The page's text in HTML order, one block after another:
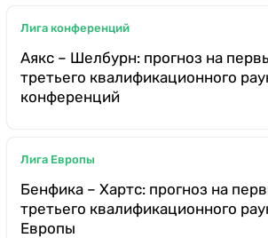
Лига конференций
Аякс – Шелбурн: прогноз на
третьего квалификационного
конференций
Лига Европы
Бенфика – Хартс: прогноз на
третьего квалификационного
Европы